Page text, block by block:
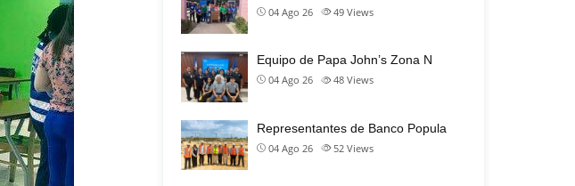
04 Ago 26 49 Views
Equipo de Papa John’s Zona N
04 Ago 26 48 Views
Representantes de Banco Popula
04 Ago 26 52 Views